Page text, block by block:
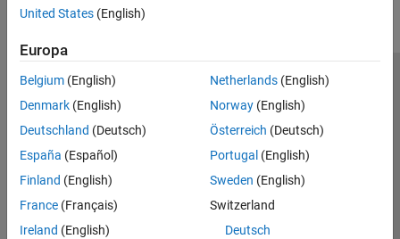
United States (English)
Europa
Belgium (English)
Denmark (English)
Deutschland (Deutsch)
España (Español)
Finland (English)
France (Français)
Ireland (English)
Netherlands(English)
Norway(English)
Österreich (Deutsch)
Portugal (English)
Sweden (English)
Switzerland
Deutsch
Trust Center
Datenschutz-Richtlinien
Datendiebstahl verhindern
Status von Anwendungen
© 1994-2026 The MathWorks, Inc.
Website auswählen
Deutschland